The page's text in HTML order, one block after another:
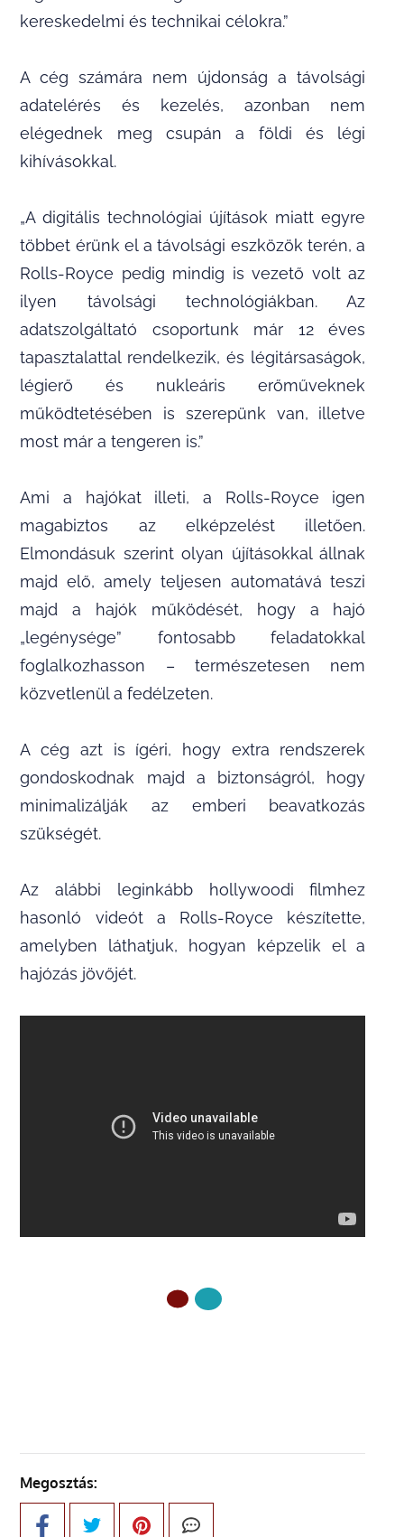
kereskedelmi és technikai célokra.”
A cég számára nem újdonság a távolsági
adatelérés és kezelés, azonban nem
elégednek meg csupán a földi és légi
kihívásokkal.
„A digitális technológiai újítások miatt egyre
többet érünk el a távolsági eszközök terén, a
Rolls-Royce pedig mindig is vezető volt az
ilyen távolsági technológiákban. Az
adatszolgáltató csoportunk már 12 éves
tapasztalattal rendelkezik, és légitársaságok,
légierő és nukleáris erőműveknek
működtetésében is szerepünk van, illetve
most már a tengeren is.”
Ami a hajókat illeti, a Rolls-Royce igen
magabiztos az elképzelést illetően.
Elmondásuk szerint olyan újításokkal állnak
majd elő, amely teljesen automatává teszi
majd a hajók működését, hogy a hajó
„legénysége” fontosabb feladatokkal
foglalkozhasson – természetesen nem
közvetlenül a fedélzeten.
A cég azt is ígéri, hogy extra rendszerek
gondoskodnak majd a biztonságról, hogy
minimalizálják az emberi beavatkozás
szükségét.
Az alábbi leginkább hollywoodi filmhez
hasonló videót a Rolls-Royce készítette,
amelyben láthatjuk, hogyan képzelik el a
hajózás jövőjét.
Megosztás: